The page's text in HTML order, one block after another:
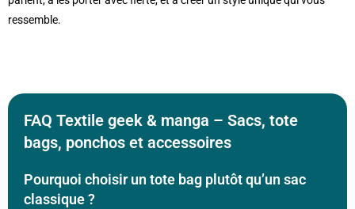
ressemble.
FAQ Textile geek & manga – Sacs, tote
bags, ponchos et accessoires
Pourquoi choisir un tote bag plutôt qu’un sac
classique ?